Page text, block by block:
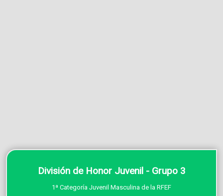
División de Honor Juvenil - Grupo 3
1ª Categoría Juvenil Masculina de la RFEF